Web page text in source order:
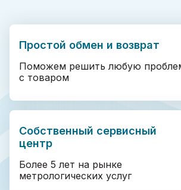
Простой обмен и возврат
Поможем решить любую
с товаром
Собственный сервисный
центр
Более 5 лет на рынке
метрологических услуг